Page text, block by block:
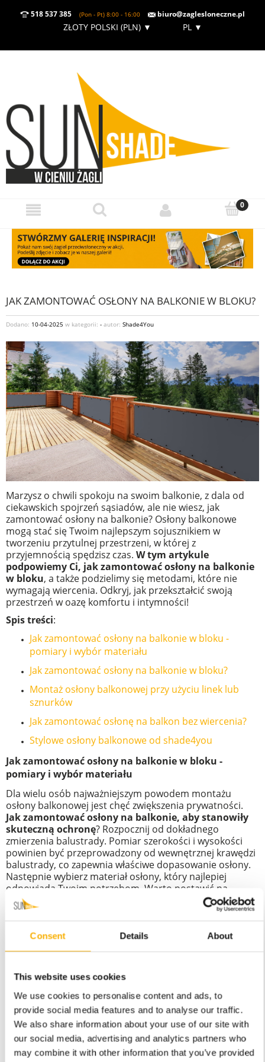
Consent Details About
This website uses cookies
We use cookies to personalise content and ads, to
provide social media features and to analyse our traffic.
We also share information about your use of our site with
our social media, advertising and analytics partners who
may combine it with other information that you’ve provided
518 537 385 (Pon - Pt) 8:00 - 16:00 biuro@zaglesloneczne.pl
ZŁOTY POLSKI (PLN)▼ PL ▼
JAK ZAMONTOWAĆ OSŁONY NA BALKONIE W BLOKU?
Dodano: 10-04-2025 w kategorii: - autor: Shade4You
Marzysz o chwili spokoju na swoim balkonie, z dala od
ciekawskich spojrzeń sąsiadów, ale nie wiesz, jak
zamontować osłony na balkonie? Osłony balkonowe
mogą stać się Twoim najlepszym sojusznikiem w
tworzeniu przytulnej przestrzeni, w której z
przyjemnością spędzisz czas. W tym artykule
podpowiemy Ci, jak zamontować osłony na balkonie
w bloku, a także podzielimy się metodami, które nie
wymagają wiercenia. Odkryj, jak przekształcić swoją
przestrzeń w oazę komfortu i intymności!
Spis treści:
Jak zamontować osłony na balkonie w bloku -
pomiary i wybór materiału
Jak zamontować osłony na balkonie w bloku?
Montaż osłony balkonowej przy użyciu linek lub
sznurków
Jak zamontować osłonę na balkon bez wiercenia?
Stylowe osłony balkonowe od shade4you
Jak zamontować osłony na balkonie w bloku -
pomiary i wybór materiału
Dla wielu osób najważniejszym powodem montażu
osłony balkonowej jest chęć zwiększenia prywatności.
Jak zamontować osłony na balkonie, aby stanowiły
skuteczną ochronę? Rozpocznij od dokładnego
zmierzenia balustrady. Pomiar szerokości i wysokości
powinien być przeprowadzony od wewnętrznej krawędzi
balustrady, co zapewnia właściwe dopasowanie osłony.
Następnie wybierz materiał osłony, który najlepiej
odpowiada Twoim potrzebom. Warto postawić na
wytrzymałe tkaniny, takie jak HDPE, Premium Decor i
MESH które zapewniają ochronę przed deszczem i
Do zamocowania osłony możesz użyć opasek
zaciskowych. Przepleć je przez oczka w osłonie i
dociągnij, aby osłona była dobrze napięta
nie tylko zapewnisz sobie prywatność, ale także
estetyczny wygląd balkonu.
Osłony balkonowe - estetyczne walory i
personalizacja przestrzeni balkonowej
Osłony balkonowe mogą znacznie podnieść estetykę